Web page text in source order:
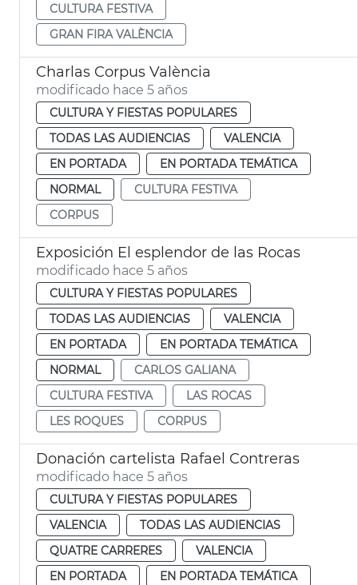
CULTURA FESTIVA
GRAN FIRA VALÈNCIA
Charlas Corpus València
modificado hace 5 años
CULTURA Y FIESTAS POPULARES
TODAS LAS AUDIENCIAS
VALENCIA
EN PORTADA
EN PORTADA TEMÁTICA
NORMAL
CULTURA FESTIVA
CORPUS
Exposición El esplendor de las Rocas
modificado hace 5 años
CULTURA Y FIESTAS POPULARES
TODAS LAS AUDIENCIAS
VALENCIA
EN PORTADA
EN PORTADA TEMÁTICA
NORMAL
CARLOS GALIANA
CULTURA FESTIVA
LAS ROCAS
LES ROQUES
CORPUS
Donación cartelista Rafael Contreras
modificado hace 5 años
CULTURA Y FIESTAS POPULARES
VALENCIA
TODAS LAS AUDIENCIAS
QUATRE CARRERES
VALENCIA
EN PORTADA
EN PORTADA TEMÁTICA